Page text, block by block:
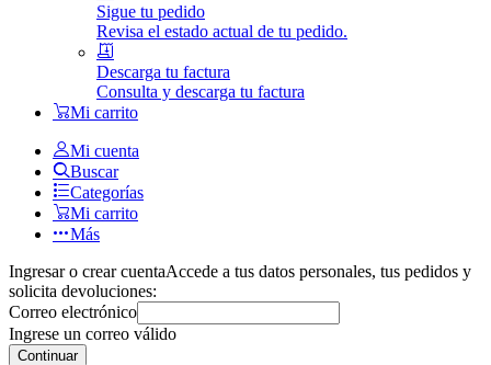
Sigue tu pedido
Revisa el estado actual de tu pedido.
Descarga tu factura
Consulta y descarga tu factura
Mi carrito
Mi cuenta
Buscar
Categorías
Mi carrito
Más
Ingresar o crear cuentaAccede a tus datos personales, tus pedidos y
solicita devoluciones:
Correo electrónico
Ingrese un correo válido
Continuar